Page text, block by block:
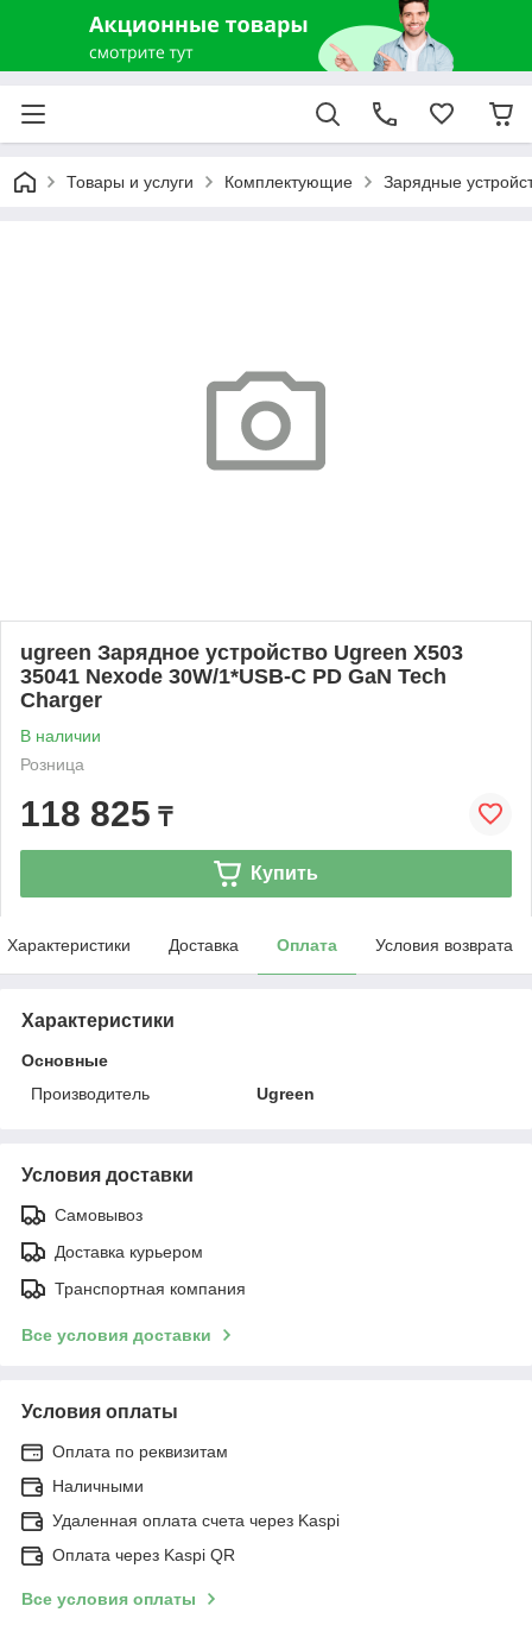
Товары и услуги Комплектующие Зарядные
ugreen Зарядное устройство Ugreen X503
35041 Nexode 30W/1*USB-C PD GaN Tech
Charger
В наличии
Розница
118 825 ₸
Купить
Характеристики Доставка Оплата Условия возврата
Характеристики
Основные
Производитель
Ugreen
Условия доставки
Самовывоз
Доставка курьером
Транспортная компания
Все условия доставки
Условия оплаты
Оплата по реквизитам
Наличными
Удаленная оплата счета через Kaspi
Оплата через Kaspi QR
Все условия оплаты